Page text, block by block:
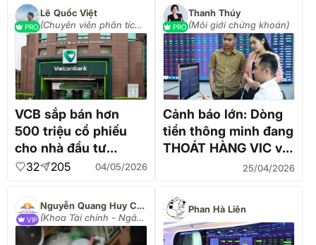
PRO
Lê Quốc Việt
(Chuyên viên phân tích
- tư vấn đầu tư)
VCB sắp bán hơn
500 triệu cổ phiếu
cho nhà đầu tư
lớn...nhưng giá lại
thông minh đang làm
gì?
32 205 04/05/2026
PRO
Thanh Thúy
(Môi giới chứng khoán)
Cảnh báo lớn: Dòng
tiền thông minh đang
THOÁT HÀNG VIC và
25/04/2026
VIP
Nguyễn Quang Huy CEO
(Khoa Tài chính - Ngân
hàng Đại học Nguyễn
Trãi)
Phan Hà Liên